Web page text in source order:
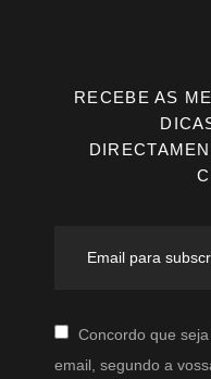
RECEBE AS
Concordo que
email, segundo a